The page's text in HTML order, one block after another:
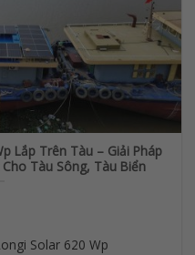
Lắp Trên Tàu – Giải Pháp
Tàu Sông, Tàu Biển
Solar 620 Wp